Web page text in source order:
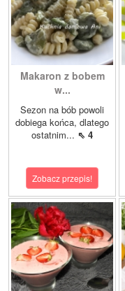
Makaron z bobem
w...
Sezon na bób powoli
dobiega końca, dlatego
ostatnim... ⇖ 4
Zobacz przepis!